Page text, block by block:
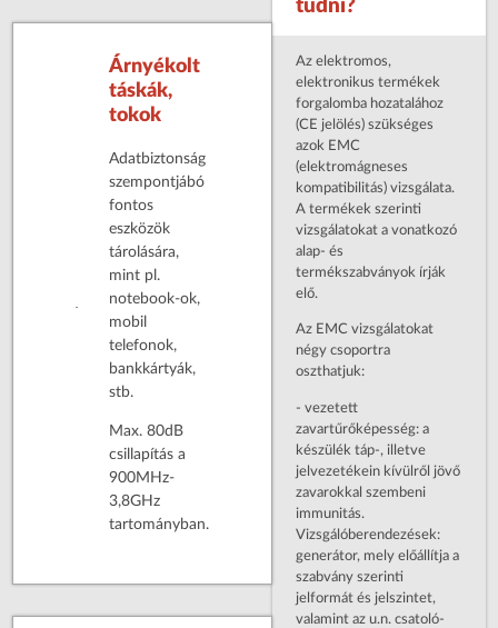
Árnyékolt
táskák,
tokok
Adatbiztonság
szempontjábó
fontos
eszközök
tárolására,
mint pl.
notebook-ok,
mobil
telefonok,
bankkártyák,
stb.
Max. 80dB
csillapítás a
900MHz-
3,8GHz
tartományban.
tudni?
Az elektromos,
elektronikus termékek
forgalomba hozatalához
(CE jelölés) szükséges
azok EMC
(elektromágneses
kompatibilitás) vizsgálata.
A termékek szerinti
vizsgálatokat a vonatkozó
alap- és
termékszabványok írják
elő.
Az EMC vizsgálatokat
négy csoportra
oszthatjuk:
- vezetett
zavartűrőképesség: a
készülék táp-, illetve
jelvezetékein kívülről jövő
zavarokkal szembeni
immunitás.
Vizsgálóberendezések:
generátor, mely előállítja a
szabvány szerinti
jelformát és jelszintet,
valamint az u.n. csatoló-